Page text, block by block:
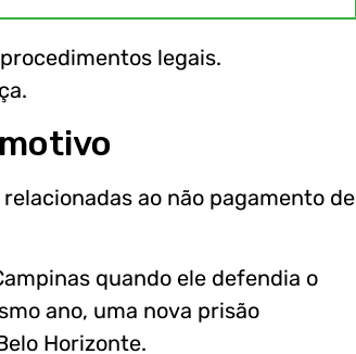
legais.
ao não pagamento de
quando ele defendia o
ano, uma nova prisão
Horizonte.